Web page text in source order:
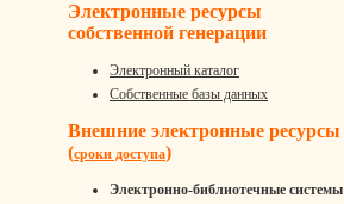
Электронные ресурсы
собственной генерации
Электронный каталог
Собственные базы данных
Внешние электронные ресурсы
(сроки доступа)
Электронно-библиотечные системы